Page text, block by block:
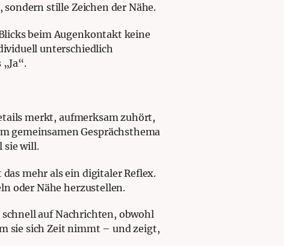
stille Zeichen der Nähe.
beim Augenkontakt keine
unterschiedlich
merkt, aufmerksam zuhört,
gemeinsamen Gesprächsthema
sie will.
mehr als ein digitaler Reflex.
oder Nähe herzustellen.
auf Nachrichten, obwohl
sie sich Zeit nimmt – und zeigt,